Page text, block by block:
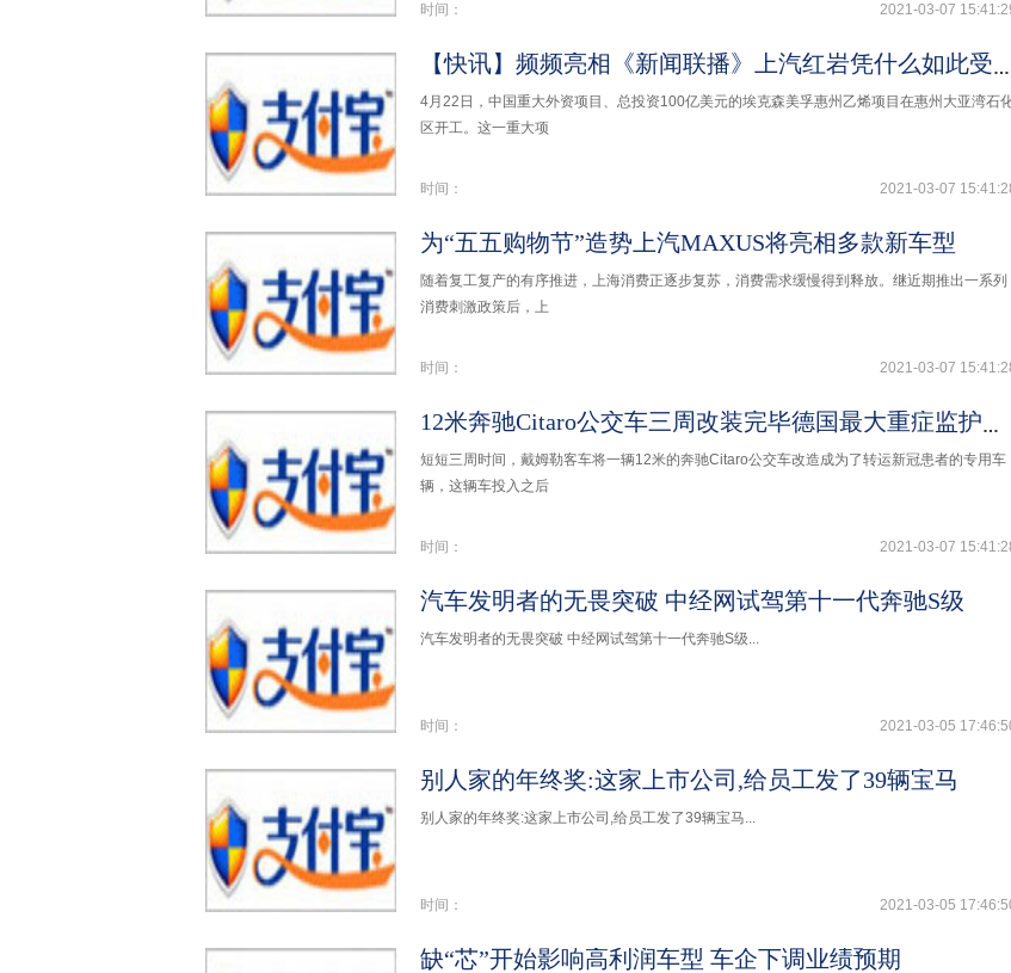
时间： 2021-03-07
4月22日，中国重大外资项目、总投资100亿美元的埃克森美孚惠州乙烯项目在惠州大亚湾石
区开工。这一重大项
时间： 2021-03-07
为“五五购物节”造势上汽MAXUS将亮相多款新车型
随着复工复产的有序推进，上海消费正逐步复苏，消费需求缓慢得到释放。继近期推出一系列
消费刺激政策后，上
时间： 2021-03-07
短短三周时间，戴姆勒客车将一辆12米的奔驰Citaro公交车改造成为了转运新冠患者的专用车
辆，这辆车投入之后
时间： 2021-03-07
汽车发明者的无畏突破 中经网试驾第十一代奔驰S级
汽车发明者的无畏突破 中经网试驾第十一代奔驰S级...
时间： 2021-03-05
别人家的年终奖:这家上市公司,给员工发了39辆宝马
别人家的年终奖:这家上市公司,给员工发了39辆宝马...
时间： 2021-03-05
缺“芯”开始影响高利润车型 车企下调业绩预期